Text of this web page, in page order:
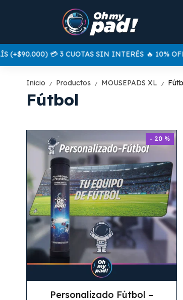
💳 3 CUOTAS SIN INTERÉS 🔥 10% OFF
Inicio / Productos / MOUSEPADS XL /
Fútbol
- 20 %
Personalizado Fútbol –